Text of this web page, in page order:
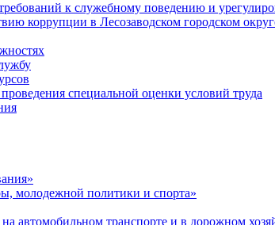
к служебному поведению и
коррупции в Лесозаводском городском
специальной оценки условий труда
молодежной политики и спорта»
автомобильном транспорте и в дорожном